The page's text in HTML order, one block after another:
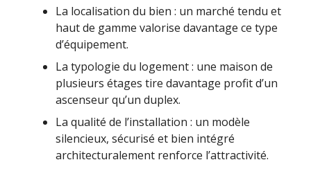
La localisation du bien : un marché tendu et
haut de gamme valorise davantage ce type
d’équipement.
La typologie du logement : une maison de
plusieurs étages tire davantage profit d’un
ascenseur qu’un duplex.
La qualité de l’installation : un modèle
silencieux, sécurisé et bien intégré
architecturalement renforce l’attractivité.